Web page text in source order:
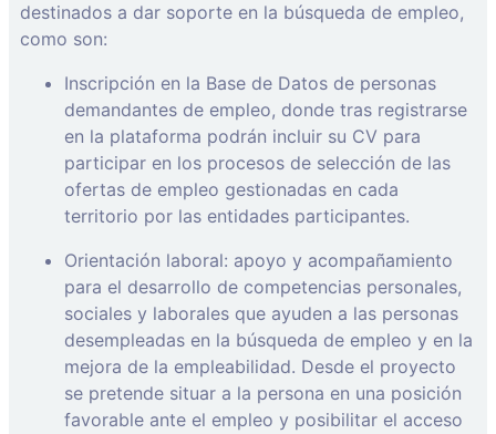
destinados a dar soporte en la búsqueda de empleo,
como son:
Inscripción en la Base de Datos de personas
demandantes de empleo, donde tras registrarse
en la plataforma podrán incluir su CV para
participar en los procesos de selección de las
ofertas de empleo gestionadas en cada
territorio por las entidades participantes.
Orientación laboral: apoyo y acompañamiento
para el desarrollo de competencias personales,
sociales y laborales que ayuden a las personas
desempleadas en la búsqueda de empleo y en la
mejora de la empleabilidad. Desde el proyecto
se pretende situar a la persona en una posición
favorable ante el empleo y posibilitar el acceso